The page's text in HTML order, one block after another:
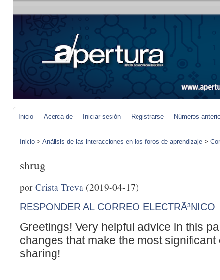
Inicio Acerca de Iniciar sesión Registrarse Números
Inicio > Análisis de las interacciones en los foros de aprendizaje >
shrug
porCrista Treva (2019-04-17)
RESPONDER AL CORREO ELECTRÃ³NICO
Greetings! Very helpful advice in this
changes that make the most
sharing!